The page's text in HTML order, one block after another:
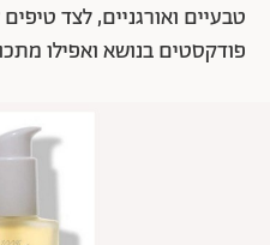
טבעיים ואורגניים, לצד
פודקסטים בנושא ואפילו